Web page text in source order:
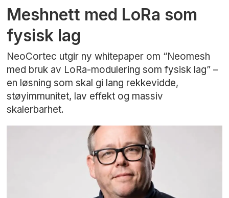
Meshnett med LoRa som
fysisk lag
NeoCortec utgir ny whitepaper om “Neomesh
med bruk av LoRa-modulering som fysisk lag” –
en løsning som skal gi lang rekkevidde,
støyimmunitet, lav effekt og massiv
skalerbarhet.